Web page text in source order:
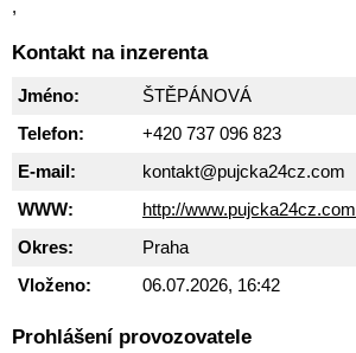
,
Kontakt na inzerenta
Jméno:
ŠTĚPÁNOVÁ
Telefon:
+420 737 096 823
E-mail:
kontakt@pujcka24cz.com
WWW:
http://www.pujcka24cz.com
Okres:
Praha
Vloženo:
06.07.2026, 16:42
Prohlášení provozovatele